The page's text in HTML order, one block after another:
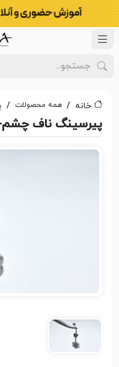
خانه همه محصولات
پیرسینگ ناف چشم-